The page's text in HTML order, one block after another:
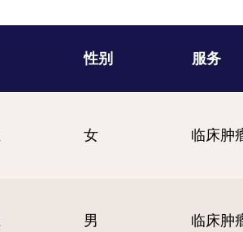
性别 服务
女 临床肿
男 临床肿